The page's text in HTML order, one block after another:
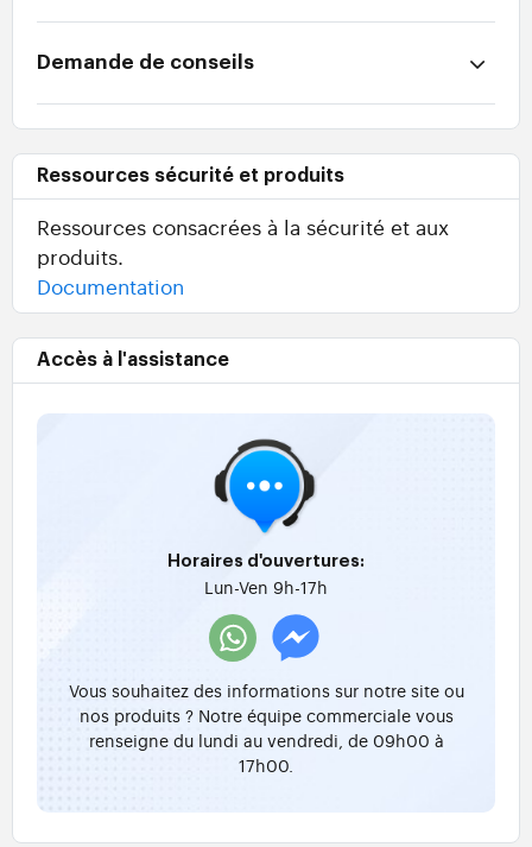
Demande de conseils
Ressources sécurité et produits
Ressources consacrées à la sécurité et aux
produits.
Documentation
Accès à l'assistance
Horaires d'ouvertures:
Lun-Ven 9h-17h
Vous souhaitez des informations sur notre site ou
nos produits ? Notre équipe commerciale vous
renseigne du lundi au vendredi, de 09h00 à
17h00.